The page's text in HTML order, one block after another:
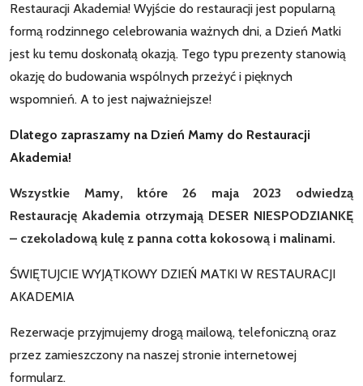
Restauracji Akademia! Wyjście do restauracji jest popularną
formą rodzinnego celebrowania ważnych dni, a Dzień Matki
jest ku temu doskonałą okazją. Tego typu prezenty stanowią
okazję do budowania wspólnych przeżyć i pięknych
wspomnień. A to jest najważniejsze!
Dlatego zapraszamy na Dzień Mamy do Restauracji
Akademia!
Wszystkie Mamy, które 26 maja 2023 odwiedzą
Restaurację Akademia otrzymają DESER NIESPODZIANKĘ
– czekoladową kulę z panna cotta kokosową i malinami.
ŚWIĘTUJCIE WYJĄTKOWY DZIEŃ MATKI W RESTAURACJI
AKADEMIA
Rezerwacje przyjmujemy drogą mailową, telefoniczną oraz
przez zamieszczony na naszej stronie internetowej
formularz.